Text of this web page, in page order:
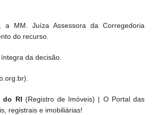
a MM. Juíza Assessora da Corregedoria
do recurso.
da decisão.
do RI (Registro de Imóveis) | O Portal das
registrais e imobiliárias!